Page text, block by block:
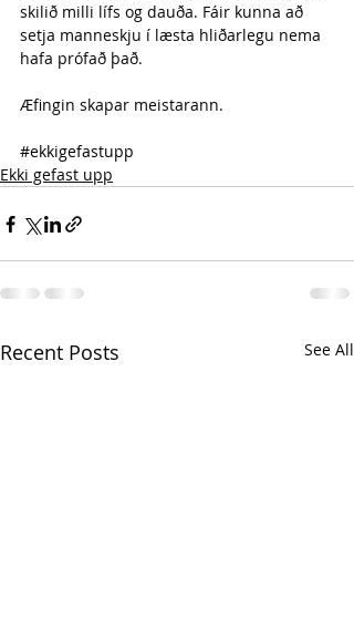
skilið milli lífs og dauða. Fáir kunna að
setja manneskju í læsta hliðarlegu nema
hafa prófað það.
Æfingin skapar meistarann.
#ekkigefastupp
Ekki gefast upp
Recent Posts See All